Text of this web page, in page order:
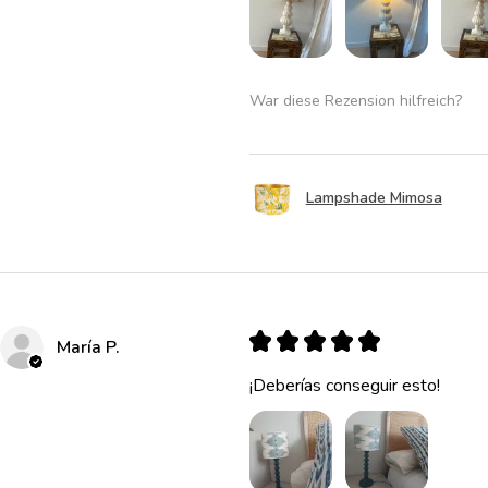
War diese Rezension hilfreich?
Lampshade Mimosa
María P. ★ ★ ★ ★ ★
¡Deberías conseguir esto!